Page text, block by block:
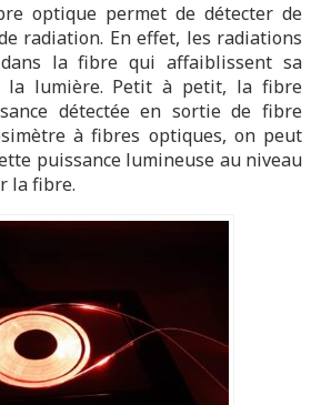
optique permet de détecter de
radiation. En effet, les radiations
la fibre qui affaiblissent sa
la lumière. Petit à petit, la fibre
détectée en sortie de fibre
à fibres optiques, on peut
puissance lumineuse au niveau
la fibre.